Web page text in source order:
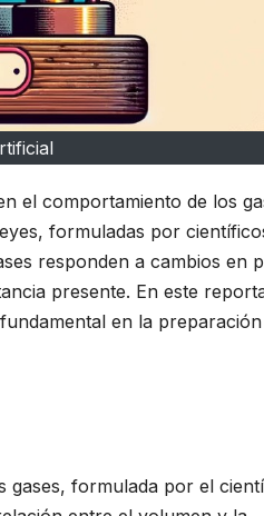
el comportamiento de los
formuladas por
responden a cambios en
presente. En este
en la preparación
gases, formulada por el